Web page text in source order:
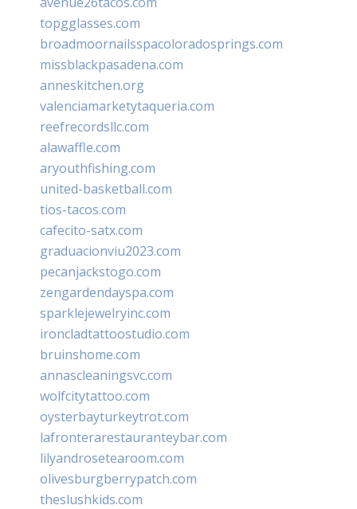
topgglasses.com
broadmoornailsspacoloradosprings.com
missblackpasadena.com
anneskitchen.org
valenciamarketytaqueria.com
reefrecordsllc.com
alawaffle.com
aryouthfishing.com
united-basketball.com
tios-tacos.com
cafecito-satx.com
graduacionviu2023.com
pecanjackstogo.com
zengardendayspa.com
sparklejewelryinc.com
ironcladtattoostudio.com
bruinshome.com
annascleaningsvc.com
wolfcitytattoo.com
oysterbayturkeytrot.com
lafronterarestauranteybar.com
lilyandrosetearoom.com
olivesburgberrypatch.com
theslushkids.com